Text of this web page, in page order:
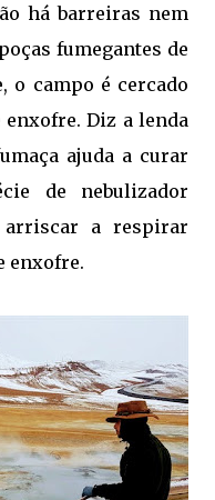
há barreiras nem
fumegantes de
o campo é cercado
Diz a lenda
ajuda a curar
de nebulizador
a respirar
enxofre.